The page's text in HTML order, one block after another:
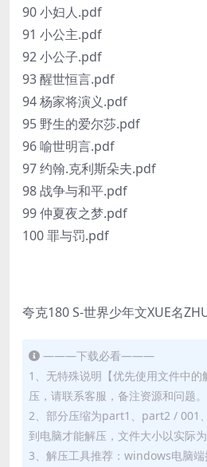
90 小妇人.pdf
91 小公主.pdf
92 小公子.pdf
93 醒世恒言.pdf
94 杨家将演义.pdf
95 野生的爱尔莎.pdf
96 喻世明言.pdf
97 约翰.克利斯朵夫.pdf
98 战争与和平.pdf
99 仲夏夜之梦.pdf
100 罪与罚.pdf
夸克180 S-世界少年文XUE名
———下载必看———
1、无特殊说明【优先使用文件中
压，请联系客服，备注资源和问题。
2、部分压缩为part1、part2 / 001
到电脑才能解压，文件大小以实际为
3、解压工具推荐：windows电脑